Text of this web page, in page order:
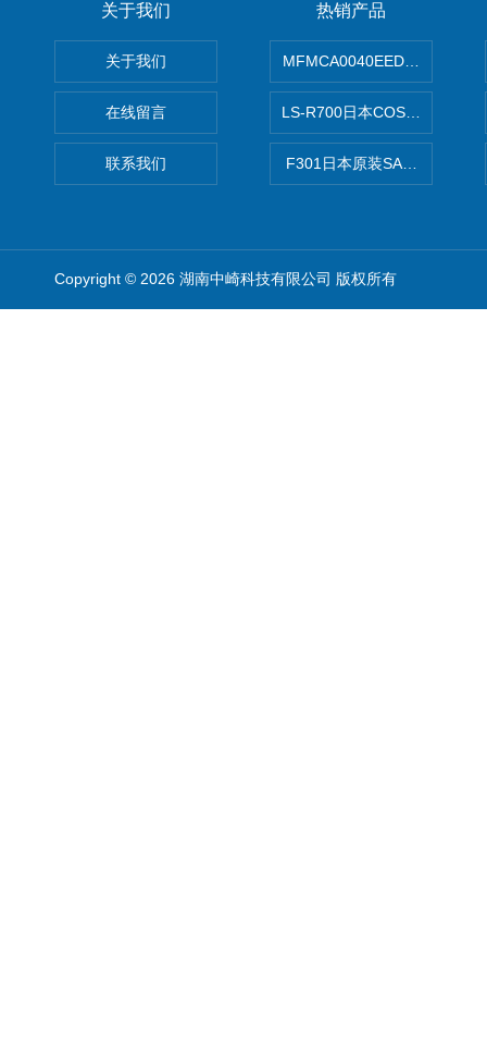
关于我们
关于我们
在线留言
联系我们
热销产品
MFMCA0040EED-H日本
LS-R700日本COSMO科斯莫
F301日本原装SANAI三爱旋
Copyright © 2026 湖南中崎科技有限公司 版权所有